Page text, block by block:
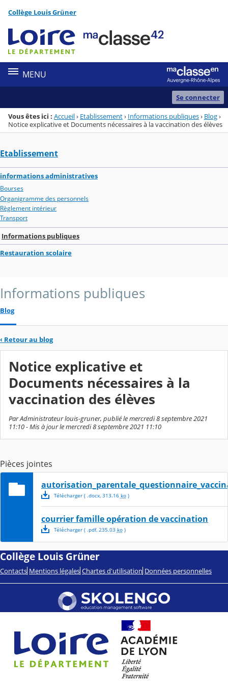
Menu de la rubrique
Contenu
Collège Louis Grüner
MENU
Se connecter
Vous êtes ici : Accueil› Etablissement› Informations publiques› Blog›
Notice explicative et Documents nécessaires à la vaccination des élèves
Etablissement
informations administratives
Bourses
Organigramme des personnels
Règlement intérieur
Transport
Informations publiques
Restauration scolaire
Informations publiques
Blog
‹ Retour au blog
Notice explicative et
Documents nécessaires à la
vaccination des élèves
Par Administrateur louis-gruner, publié le mercredi 8 septembre 2021
11:10 - Mis à jour le mercredi 8 septembre 2021 11:10
Pièces jointes
Télécharger( .docx, 313.16 ko)
courrier famille opération de vaccination
Télécharger( .pdf, 235.03 ko)
Collège Louis Grüner
Contacts Mentions légales Chartes d'utilisation Données personnelles